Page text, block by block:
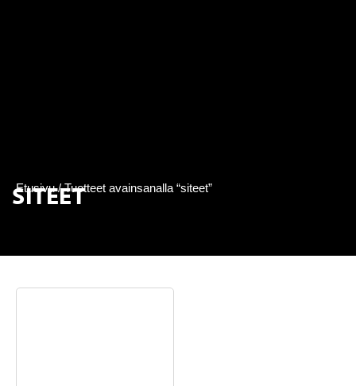
Etusivu/ Tuotteet avainsanalla “siteet”
SITEET